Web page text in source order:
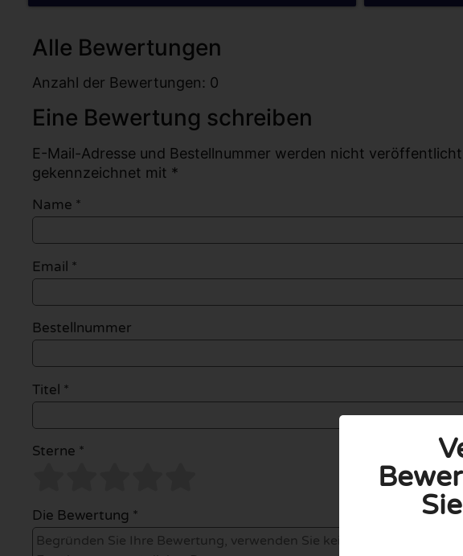
Alle Bewertungen
Anzahl der Bewertungen: 0
Eine Bewertung schreiben
E-Mail-Adresse und Bestellnummer werden nicht
gekennzeichnet mit *
Name *
Email *
Bestellnummer
Titel *
Sterne *
Die Bewertung *